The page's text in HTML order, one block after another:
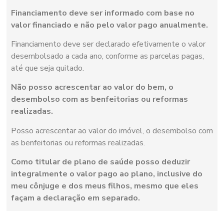
Financiamento deve ser informado com base no
valor financiado e não pelo valor pago anualmente.
Financiamento deve ser declarado efetivamente o valor
desembolsado a cada ano, conforme as parcelas pagas,
até que seja quitado.
Não posso acrescentar ao valor do bem, o
desembolso com as benfeitorias ou reformas
realizadas.
Posso acrescentar ao valor do imóvel, o desembolso com
as benfeitorias ou reformas realizadas.
Como titular de plano de saúde posso deduzir
integralmente o valor pago ao plano, inclusive do
meu cônjuge e dos meus filhos, mesmo que eles
façam a declaração em separado.